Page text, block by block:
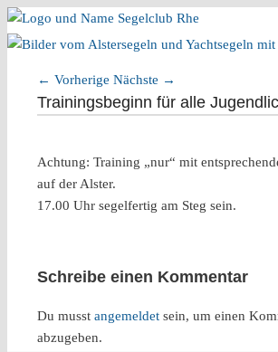
Artikelnavigation
← Vorherige Nächste →
Trainingsbeginn für alle
Achtung: Training „nur“ mit
auf der Alster.
17.00 Uhr segelfertig am Steg sein.
Schreibe einen Kommentar
Du musst angemeldetsein, um einen
abzugeben.
▼
▼